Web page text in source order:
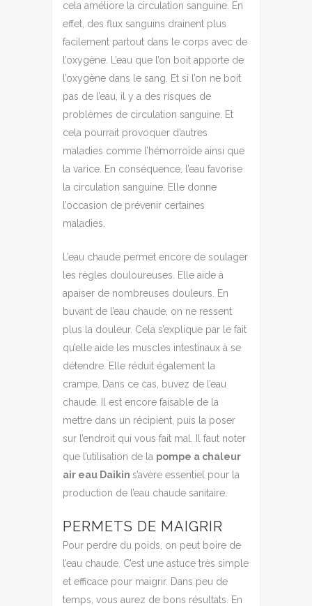
cela améliore la circulation sanguine. En
effet, des flux sanguins drainent plus
facilement partout dans le corps avec de
l’oxygène. L’eau que l’on boit apporte de
l’oxygène dans le sang. Et si l’on ne boit
pas de l’eau, il y a des risques de
problèmes de circulation sanguine. Et
cela pourrait provoquer d’autres
maladies comme l’hémorroïde ainsi que
la varice. En conséquence, l’eau favorise
la circulation sanguine. Elle donne
l’occasion de prévenir certaines
maladies.
L’eau chaude permet encore de soulager
les règles douloureuses. Elle aide à
apaiser de nombreuses douleurs. En
buvant de l’eau chaude, on ne ressent
plus la douleur. Cela s’explique par le fait
qu’elle aide les muscles intestinaux à se
détendre. Elle réduit également la
crampe. Dans ce cas, buvez de l’eau
chaude. Il est encore faisable de la
mettre dans un récipient, puis la poser
sur l’endroit qui vous fait mal. Il faut noter
que l’utilisation de la pompe a chaleur
air eau Daikin s’avère essentiel pour la
production de l’eau chaude sanitaire.
PERMETS DE MAIGRIR
Pour perdre du poids, on peut boire de
l’eau chaude. C’est une astuce très simple
et efficace pour maigrir. Dans peu de
temps, vous aurez de bons résultats. En